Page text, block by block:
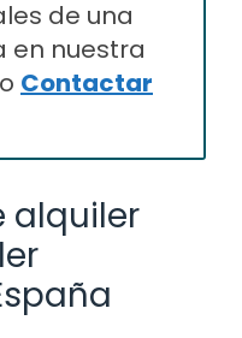
de una
en nuestra
Contactar
alquiler